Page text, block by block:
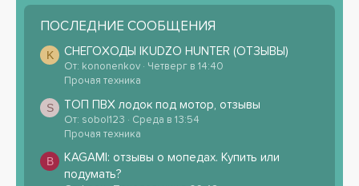
ПОСЛЕДНИЕ СООБЩЕНИЯ
K СНЕГОХОДЫ IKUDZO HUNTER (ОТЗЫВЫ)
От: kononenkov
Четверг в 14:40
Прочая техника
S ТОП ПВХ лодок под мотор, отзывы
От: sobol123
Среда в 13:54
Прочая техника
B
KAGAMI: отзывы о мопедах. Купить или
подумать?